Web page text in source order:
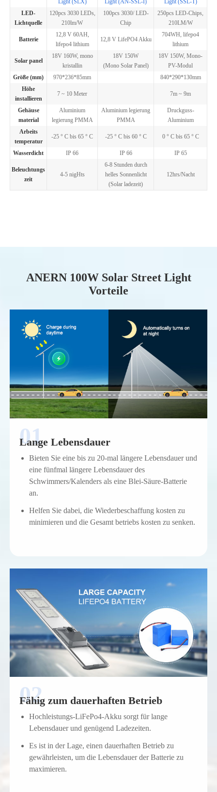
Light (SLX) Light (AN-SSL-I)
Light (SSL-T)
LED-
Lichtquelle
120pcs 3030 LEDs,
210lm/W
100pcs 3030/ LED-
Chip
250pcs LED-Chips,
210LM/W
Batterie
12,8 V 60AH,
lifepo4 lithium
12,8 V LifePO4 Akku
704WH, lifepo4
lithium
Solar panel
18V 160W, mono
kristallin
18V 150W
(Mono Solar Panel)
18V 150W, Mono-
PV-Modul
Größe (mm)
970*236*85mm
840*290*130mm
Höhe
installieren
7 ~ 10 Meter 7m ~ 9m
Gehäuse
material
Aluminium
legierung PMMA
Aluminium legierung
PMMA
Druckguss-
Aluminium
Arbeits
temperatur
-25 ° C bis 65 ° C -25 ° C bis 60 ° C 0 ° C bis 65 ° C
Wasserdicht IP 66 IP 66 IP 65
Beleuchtungs
zeit
4-5 nigHts
6-8 Stunden durch
helles Sonnenlicht
(Solar ladezeit)
12hrs/Nacht
ANERN 100W Solar Street Light
Vorteile
Lange Lebensdauer
Bieten Sie eine bis zu 20-mal längere Lebensdauer und
eine fünfmal längere Lebensdauer des
Schwimmers/Kalenders als eine Blei-Säure-Batterie
an.
Helfen Sie dabei, die Wiederbeschaffung kosten zu
minimieren und die Gesamt betriebs kosten zu senken.
Fähig zum dauerhaften Betrieb
Hochleistungs-LiFePo4-Akku sorgt für lange
Lebensdauer und genügend Ladezeiten.
Es ist in der Lage, einen dauerhaften Betrieb zu
gewährleisten, um die Lebensdauer der Batterie zu
maximieren.